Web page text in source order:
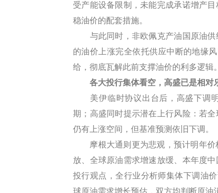
受产能设备限制，未能完成承诺增产
稳油价的配套措施。
与此同时，非欧佩克产油国原油供
的油价上涨完全依托供应中断的地缘
给，彻底瓦解此前支撑油价的利多逻辑
各大投行集体看空，高盛已是相对
美伊临时协议出台后，高盛下调明
期；高盛同时提示潜在上行风险：若
仍有上涨空间，但基准预测依旧下调。
摩根大通则更为悲观，预计明年价
放、全球原油需求增速放缓、本年度
投行观点，全行业分析师集体下调油